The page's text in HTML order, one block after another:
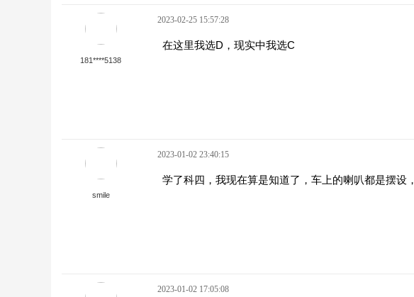
181****5138
2023-02-25 15:57:28
在这里我选D，现实中我选C
smile
2023-01-02 23:40:15
学了科四，我现在算是知道了，车上的喇叭都是摆设，
2023-01-02 17:05:08